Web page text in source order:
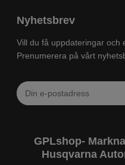
Nyhetsbrev
Vill du få uppdateringar och
Prenumerera på vårt
GPLshop-
Husqvarna